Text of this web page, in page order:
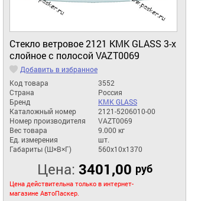
Стекло ветровое 2121 КМК GLASS 3-х
слойное с полосой VAZT0069
Добавить в избранное
Код товара
3552
Страна
Россия
Бренд
КМК GLASS
Каталожный номер
2121-5206010-00
Номер производителя
VAZT0069
Вес товара
9.000 кг
Ед. измерения
шт.
Габариты (Ш×В×Г)
560x10x1370
Цена: 3401,00 руб
Цена действительна только в интернет-
магазине АвтоПаскер.